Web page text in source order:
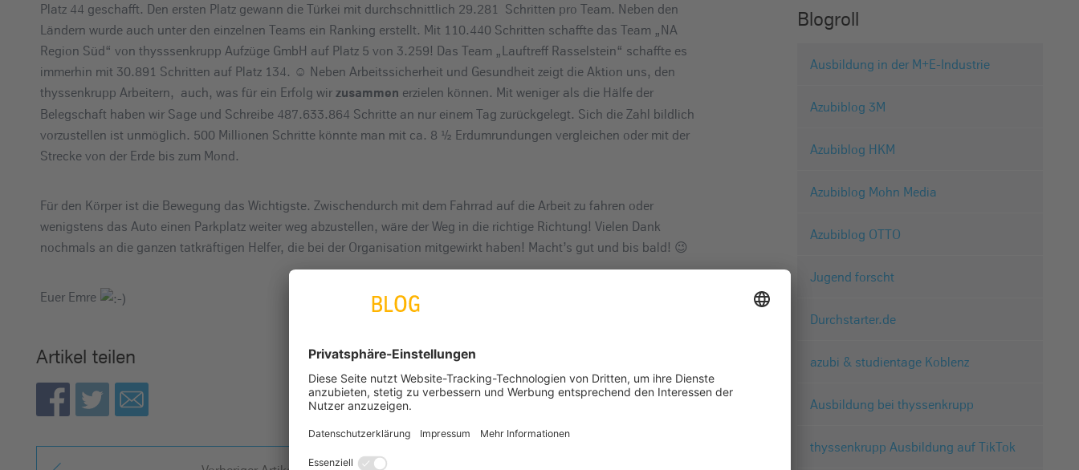
Platz 44 geschafft. Den ersten Platz gewann die Türkei mit durchschnittlich 29.281 Schritten pro Team. Neben den
Ländern wurde auch unter den einzelnen Teams ein Ranking erstellt. Mit 110.440 Schritten schaffte das Team „NA
Region Süd“ von thysssenkrupp Aufzüge GmbH auf Platz 5 von 3.259! Das Team „Lauftreff Rasselstein“ schaffte es
immerhin mit 30.891 Schritten auf Platz 134. ☺ Neben Arbeitssicherheit und Gesundheit zeigt die Aktion uns, den
thyssenkrupp Arbeitern, auch, was für ein Erfolg wir zusammen erzielen können. Mit weniger als die Hälfe der
Belegschaft haben wir Sage und Schreibe 487.633.864 Schritte an nur einem Tag zurückgelegt. Sich die Zahl bildlich
vorzustellen ist unmöglich. 500 Millionen Schritte könnte man mit ca. 8 ½ Erdumrundungen vergleichen oder mit der
Strecke von der Erde bis zum Mond.
Für den Körper ist die Bewegung das Wichtigste. Zwischendurch mit dem Fahrrad auf die Arbeit zu fahren oder
wenigstens das Auto einen Parkplatz weiter weg abzustellen, wäre der Weg in die richtige Richtung! Vielen Dank
nochmals an die ganzen tatkräftigen Helfer, die bei der Organisation mitgewirkt haben! Macht’s gut und bis bald! 😉
Euer Emre
Artikel teilen
Blogroll
Ausbildung in der M+E-Industrie
Azubiblog 3M
Azubiblog HKM
Azubiblog Mohn Media
Azubiblog OTTO
Jugend forscht
Durchstarter.de
azubi & studientage Koblenz
Ausbildung bei thyssenkrupp
thyssenkrupp Ausbildung auf TikTok